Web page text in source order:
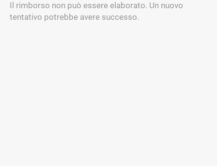
Il rimborso non può essere elaborato. Un nuovo
tentativo potrebbe avere successo.